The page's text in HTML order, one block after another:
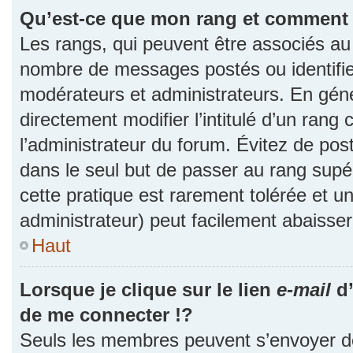
Qu’est-ce que mon rang et
Les rangs, qui peuvent être associés
nombre de messages postés ou
modérateurs et administrateurs. En
directement modifier l’intitulé d’un
l’administrateur du forum. Évitez de
dans le seul but de passer au rang
cette pratique est rarement tolérée et
administrateur) peut facilement
Haut
Lorsque je clique sur le lien e-mail
de me connecter !?
Seuls les membres peuvent s’envoyer